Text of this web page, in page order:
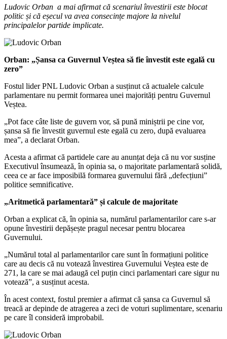
Ludovic Orban a mai afirmat că scenariul învestirii este blocat
politic și că eșecul va avea consecințe majore la nivelul
principalelor partide implicate.
Orban: „Șansa ca Guvernul Veștea să fie învestit este egală cu
zero”
Fostul lider PNL Ludovic Orban a susținut că actualele calcule
parlamentare nu permit formarea unei majorități pentru Guvernul
Veștea.
„Pot face câte liste de guvern vor, să pună miniștrii pe cine vor,
șansa să fie învestit guvernul este egală cu zero, după evaluarea
mea”, a declarat Orban.
Acesta a afirmat că partidele care au anunțat deja că nu vor susține
Executivul însumează, în opinia sa, o majoritate parlamentară solidă,
ceea ce ar face imposibilă formarea guvernului fără „defecțiuni”
politice semnificative.
„Aritmetică parlamentară” și calcule de majoritate
Orban a explicat că, în opinia sa, numărul parlamentarilor care s-ar
opune învestirii depășește pragul necesar pentru blocarea
Guvernului.
„Numărul total al parlamentarilor care sunt în formațiuni politice
care au decis că nu votează învestirea Guvernului Veștea este de
271, la care se mai adaugă cel puțin cinci parlamentari care sigur nu
votează”, a susținut acesta.
În acest context, fostul premier a afirmat că șansa ca Guvernul să
treacă ar depinde de atragerea a zeci de voturi suplimentare, scenariu
pe care îl consideră improbabil.